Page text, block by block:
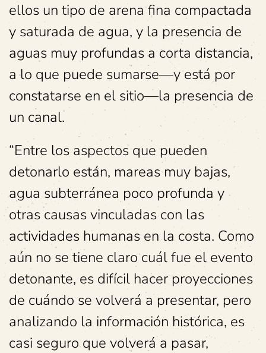
ellos un tipo de arena fina compactada
y saturada de agua, y la presencia de
aguas muy profundas a corta distancia,
a lo que puede sumarse—y está por
constatarse en el sitio—la presencia de
un canal.
“Entre los aspectos que pueden
detonarlo están, mareas muy bajas,
agua subterránea poco profunda y
otras causas vinculadas con las
actividades humanas en la costa. Como
aún no se tiene claro cuál fue el evento
detonante, es difícil hacer proyecciones
de cuándo se volverá a presentar, pero
analizando la información histórica, es
casi seguro que volverá a pasar,